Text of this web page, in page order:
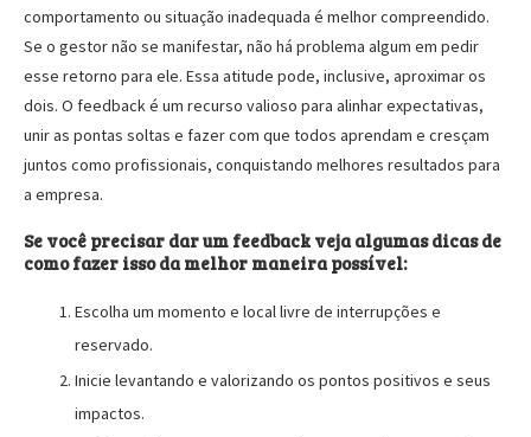
comportamento ou situação inadequada é melhor compreendido.
Se o gestor não se manifestar, não há problema algum em pedir
esse retorno para ele. Essa atitude pode, inclusive, aproximar os
dois. O feedback é um recurso valioso para alinhar expectativas,
unir as pontas soltas e fazer com que todos aprendam e cresçam
juntos como profissionais, conquistando melhores resultados para
a empresa.
Se você precisar dar um feedback veja algumas dicas de
como fazer isso da melhor maneira possível:
Escolha um momento e local livre de interrupções e
reservado.
Inicie levantando e valorizando os pontos positivos e seus
impactos.